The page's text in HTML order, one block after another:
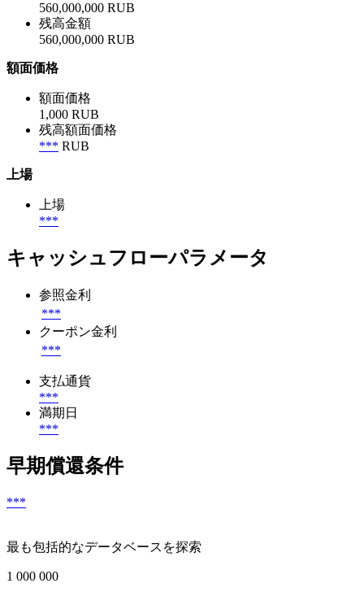
560,000,000 RUB
残高金額
560,000,000 RUB
額面価格
額面価格
1,000 RUB
残高額面価格
*** RUB
上場
上場
***
キャッシュフローパラメータ
参照金利
***
クーポン金利
***
支払通貨
***
満期日
***
早期償還条件
***
最も包括的なデータベースを探索
1 000 000